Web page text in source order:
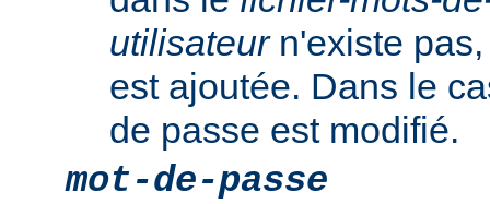
utilisateurn'existe
est ajoutée. Dans le
de passe est modifié.
mot-de-passe